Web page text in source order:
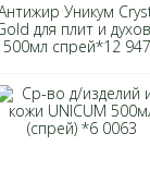
Уникум
для плит и
500мл спрей*12